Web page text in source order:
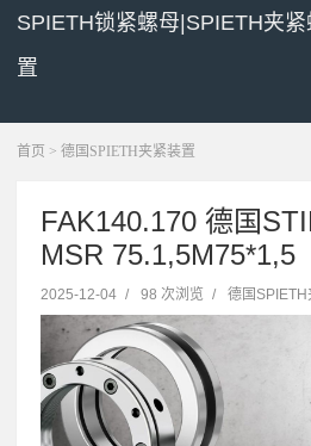
SPIETH锁紧螺母|SPIETH夹
置
首页 > 德国SPIETH夹紧装置
FAK140.170 德国
MSR 75.1,5M75*1,5
2025-12-04 / 98 次浏览 / 德国SPIETH